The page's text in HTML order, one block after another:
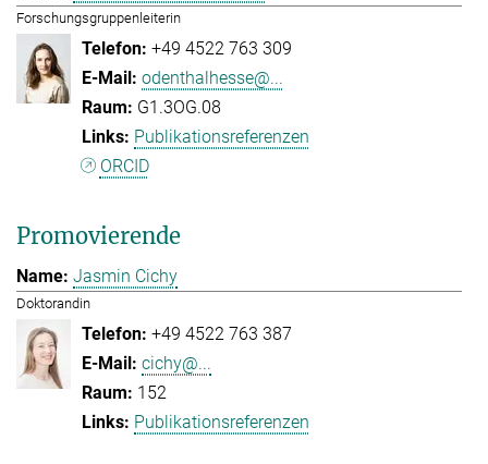
Forschungsgruppenleiterin
+49 4522 763 309
odenthalhesse@...
G1.3OG.08
Publikationsreferenzen
ORCID
Promovierende
Jasmin Cichy
Doktorandin
+49 4522 763 387
cichy@...
152
Publikationsreferenzen